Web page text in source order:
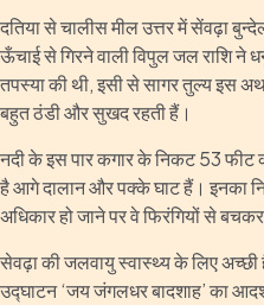
दतिया से चालीस मील उत्तर में सेंवढ़ा
ऊँचाई से गिरने वाली विपुल जल राशि
तपस्या की थी, इसी से सागर तुल्य इस
बहुत ठंडी और सुखद रहती हैं।
नदी के इस पार कगार के निकट 53 फीट
है आगे दालान और पक्के घाट हैं। इनका
अधिकार हो जाने पर वे फिरंगियों से
सेवढ़ा की जलवायु स्वास्थ्य के लिए अच्छी
उद्घाटन ‘जय जंगलधर बादशाह’ का